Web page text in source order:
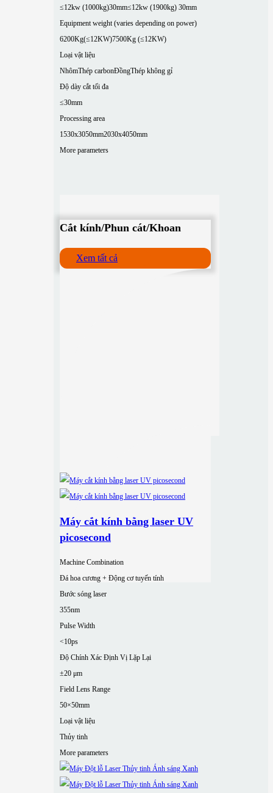
≤12kw (1000kg)30mm≤12kw (1900kg) 30mm
Equipment weight (varies depending on power)
6200Kg(≤12KW)7500Kg (≤12KW)
Loại vật liệu
NhômThép carbonĐồngThép không gỉ
Độ dày cắt tối đa
≤30mm
Processing area
1530x3050mm2030x4050mm
More parameters
Cắt kính/Phun cát/Khoan
Xem tất cả
Máy cắt kính bằng laser UV
picosecond
Machine Combination
Đá hoa cương + Động cơ tuyến tính
Bước sóng laser
355nm
Pulse Width
<10ps
Độ Chính Xác Định Vị Lặp Lại
±20 μm
Field Lens Range
50×50mm
Loại vật liệu
Thủy tinh
More parameters